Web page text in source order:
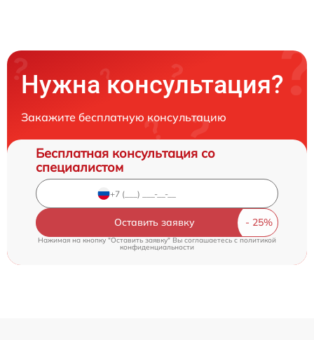
Нужна консультация?
Закажите бесплатную консультацию
Бесплатная консультация со
специалистом
Оставить заявку
Нажимая на кнопку "Оставить заявку" Вы соглашаетесь cполитикой
конфиденциальности